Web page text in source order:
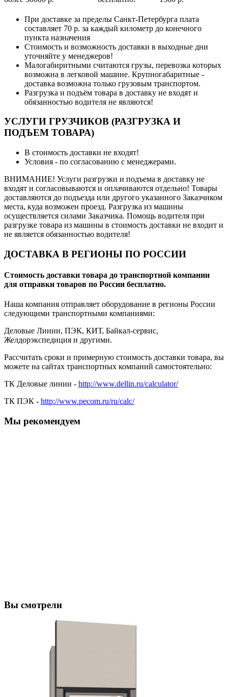
При доставке за пределы Санкт-Петербурга плата
составляет 70 р. за каждый километр до конечного
пункта назначения
Стоимость и возможность доставки в выходные дни
уточняйте у менеджеров!
Малогабиритными считаются грузы, перевозка которых
возможна в легковой машине. Крупногабаритные -
доставка возможна только грузовым транспортом.
Разгрузка и подъём товара в доставку не входят и
обязанностью водителя не являются!
УСЛУГИ ГРУЗЧИКОВ (РАЗГРУЗКА И
ПОДЪЕМ ТОВАРА)
В стоимость доставки не входят!
Условия - по согласованию с менеджерами.
ВНИМАНИЕ! Услуги разгрузки и подъема в доставку не
входят и согласовываются и оплачиваются отдельно! Товары
доставляются до подъезда или другого указанного Заказчиком
места, куда возможен проезд. Разгрузка из машины
осуществляется силами Заказчика. Помощь водителя при
разгрузке товара из машины в стоимость доставки не входит и
не является обязанностью водителя!
ДОСТАВКА В РЕГИОНЫ ПО РОССИИ
Стоимость доставки товара до транспортной компании
для отправки товаров по России бесплатно.
Наша компания отправляет оборудование в регионы России
следующими транспортными компаниями:
Деловые Линии, ПЭК, КИТ, Байкал-сервис,
Желдорэкспедиция и другими.
Рассчитать сроки и примерную стоимость доставки товара, вы
можете на сайтах транспортных компаний самостоятельно:
ТК Деловые линии - http://www.dellin.ru/calculator/
ТК ПЭК - http://www.pecom.ru/ru/calc/
Мы рекомендуем
Вы смотрели